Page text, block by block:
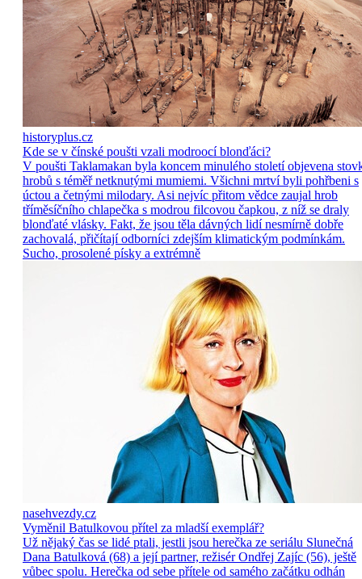
historyplus.cz
Kde se v čínské poušti vzali modroocí blonďáci?
V poušti Taklamakan byla koncem minulého století objevena
hrobů s téměř netknutými mumiemi. Všichni mrtví byli pohřbeni s
úctou a četnými milodary. Asi nejvíc přitom vědce zaujal hrob
tříměsíčního chlapečka s modrou filcovou čapkou, z níž se draly
blonďaté vlásky. Fakt, že jsou těla dávných lidí nesmírně dobře
zachovalá, přičítají odborníci zdejším klimatickým podmínkám.
Sucho, prosolené písky a extrémně
nasehvezdy.cz
Vyměnil Batulkovou přítel za mladší exemplář?
Už nějaký čas se lidé ptali, jestli jsou herečka ze seriálu Slunečná
Dana Batulková (68) a její partner, režisér Ondřej Zajíc (56), ještě
vůbec spolu. Herečka od sebe přítele od samého začátku odhán